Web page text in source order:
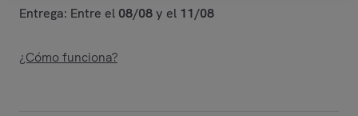
Entrega: Entre el 08/08y el 11/08
¿Cómo funciona?